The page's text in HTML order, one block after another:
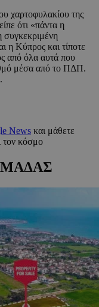
χαρτοφυλακίου της
ότι «πάντα η
συγκεκριμένη
η Κύπρος και τίποτε
από όλα αυτά που
μέσα από το ΠΔΠ.
News και μάθετε
τον κόσμο